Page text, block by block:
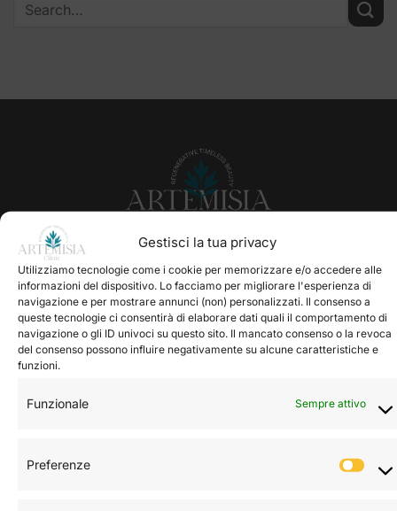
Gestisci la tua privacy
Utilizziamo tecnologie come i cookie per memorizzare e/o accedere alle
informazioni del dispositivo. Lo facciamo per migliorare l'esperienza di
navigazione e per mostrare annunci (non) personalizzati. Il consenso a
queste tecnologie ci consentirà di elaborare dati quali il comportamento di
navigazione o gli ID univoci su questo sito. Il mancato consenso o la revoca
del consenso possono influire negativamente su alcune caratteristiche e
funzioni.
Funzionale Sempre attivo
Preferenze
Via Giacomo Leopardi 1
Milano 20123
Direttore Sanitario:
Dott.ssa Rebecca Degliuomini
segreteria@artemisiaclinic.it